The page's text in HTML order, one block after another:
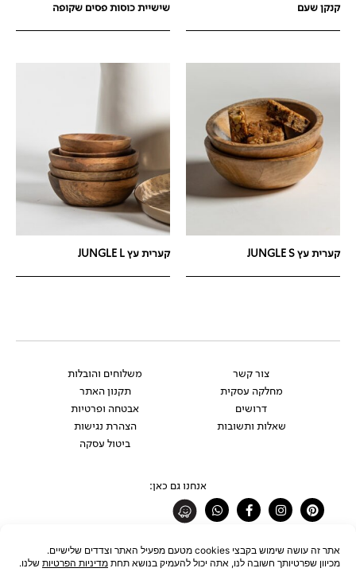
קנקן שעם שישיית כוסות פסים שקופה
קערית עץ JUNGLE S קערית עץ JUNGLE L
צור קשר
מחלקה עסקית
דרושים
שאלות ותשובות
משלוחים והובלות
תקנון האתר
אבטחה ופרטיות
הצהרת נגישות
ביטול עסקה
אנחנו גם כאן:
Pinterest
Instagram
Facebook-
f
Whatsapp
רוצים להתעדכן לפני כולם?